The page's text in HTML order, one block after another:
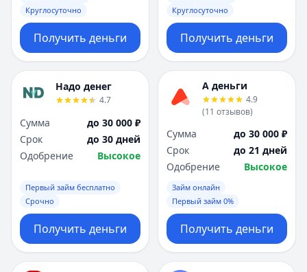
Круглосуточно
Получить деньги
Круглосуточно
Получить деньги
Надо денег
4.7
Сумма
до 30 000 ₽
Срок
до 30 дней
Одобрение
Высокое
Первый займ бесплатно
Срочно
Получить деньги
А деньги
4.9
(11 отзывов)
Сумма
до 30 000 ₽
Срок
до 21 дней
Одобрение
Высокое
Займ онлайн
Первый займ 0%
Получить деньги